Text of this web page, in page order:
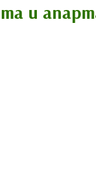
и